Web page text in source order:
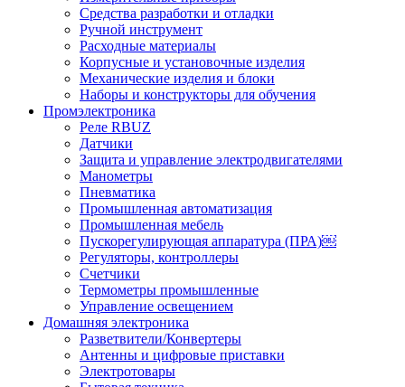
Средства разработки и отладки
Ручной инструмент
Расходные материалы
Корпусные и установочные изделия
Механические изделия и блоки
Наборы и конструкторы для обучения
Промэлектроника
Реле RBUZ
Датчики
Защита и управление электродвигателями
Манометры
Пневматика
Промышленная автоматизация
Промышленная мебель
Пускорегулирующая аппаратура (ПРА)￼
Регуляторы, контроллеры
Счетчики
Термометры промышленные
Управление освещением
Домашняя электроника
Разветвители/Конвертеры
Антенны и цифровые приставки
Электротовары